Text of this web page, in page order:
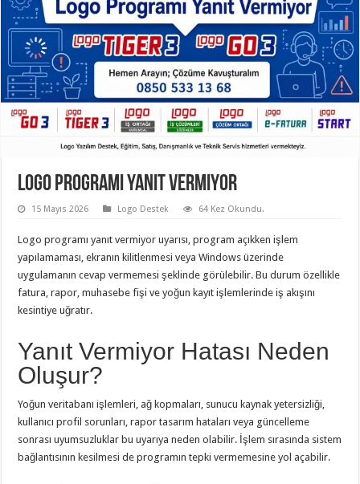
Logo Programı Yanıt Vermiyor
15 Mayıs 2026 Logo Destek 64 Kez Okundu.
Logo programı yanıt vermiyor uyarısı, program açıkken işlem
yapılamaması, ekranın kilitlenmesi veya Windows üzerinde
uygulamanın cevap vermemesi şeklinde görülebilir. Bu durum özellikle
fatura, rapor, muhasebe fişi ve yoğun kayıt işlemlerinde iş akışını
kesintiye uğratır.
Yanıt Vermiyor Hatası Neden
Oluşur?
Yoğun veritabanı işlemleri, ağ kopmaları, sunucu kaynak yetersizliği,
kullanıcı profil sorunları, rapor tasarım hataları veya güncelleme
sonrası uyumsuzluklar bu uyarıya neden olabilir. İşlem sırasında sistem
bağlantısının kesilmesi de programın tepki vermemesine yol açabilir.